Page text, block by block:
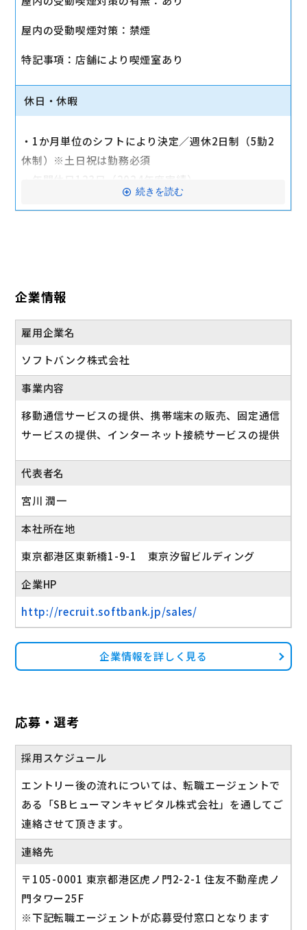
災保険）
・入社時に研修有（職種・地域によって研修日程が異
なる）
・制服貸与
等）
交通費全額支給
屋内の受動喫煙対策：禁煙
特記事項：店舗により喫煙室あり
休日・休暇
・1か月単位のシフトにより決定／週休2日制（5勤2
休制）※土日祝は勤務必須
・年間休日123日（2024年度実績）
・有給休暇：6か月勤務後11日付与
続きを読む
企業情報
雇用企業名
ソフトバンク株式会社
事業内容
移動通信サービスの提供、携帯端末の販売、固定通信
サービスの提供、インターネット接続サービスの提供
代表者名
宮川 潤一
本社所在地
東京都港区東新橋1-9-1 東京汐留ビルディング
企業HP
http://recruit.softbank.jp/sales/
企業情報を詳しく見る
応募・選考
採用スケジュール
エントリー後の流れについては、転職エージェントで
ある「SBヒューマンキャピタル株式会社」を通してご
連絡させて頂きます。
連絡先
〒105-0001 東京都港区虎ノ門2-2-1 住友不動産虎ノ
門タワー25F
※下記転職エージェントが応募受付窓口となります